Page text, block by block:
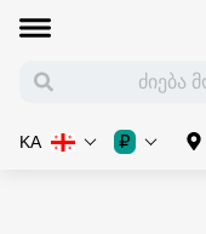
KA ₽